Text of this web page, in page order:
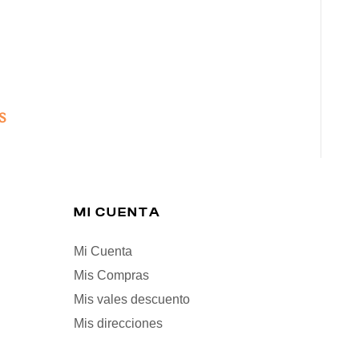
MI CUENTA
Mi Cuenta
Mis Compras
Mis vales descuento
Mis direcciones